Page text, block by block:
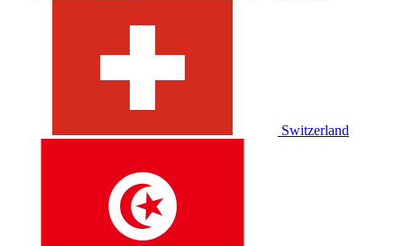
Switzerland